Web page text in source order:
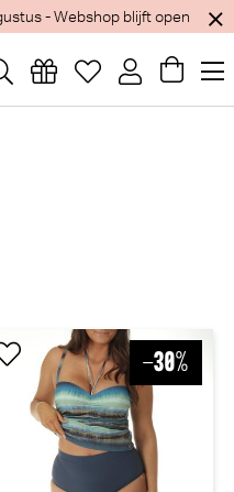
- Webshop blijft open